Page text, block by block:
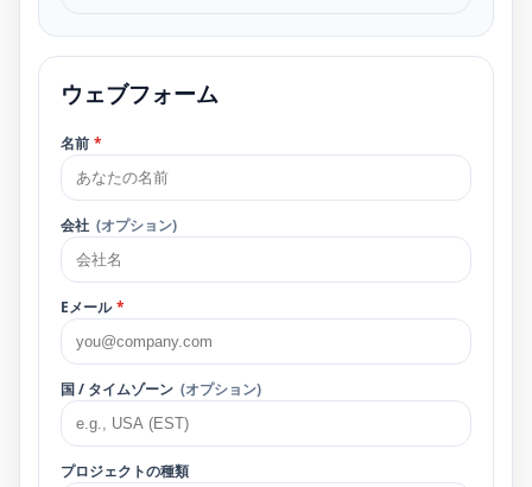
ウェブフォーム
名前 *
会社 (オプション)
Eメール *
国 / タイムゾーン (オプション)
プロジェクトの種類